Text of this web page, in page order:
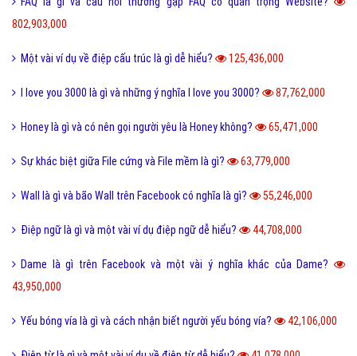
Hỏi đáp điện thoại
Hỏi đáp ứng dụng
Bài viết xem nhiều cùng chuyên mục
Lỗi 404 là gì? Những cách khắc phục lỗi 404 là gì? 5,047,443,000
FAQ là gì và câu hỏi thường gặp FAQ có quan trọng Website?
802,903,000
Một vài ví dụ về điệp cấu trúc là gì dễ hiểu?
I love you 3000 là gì và những ý nghĩa I love you 3000? 87,762,000